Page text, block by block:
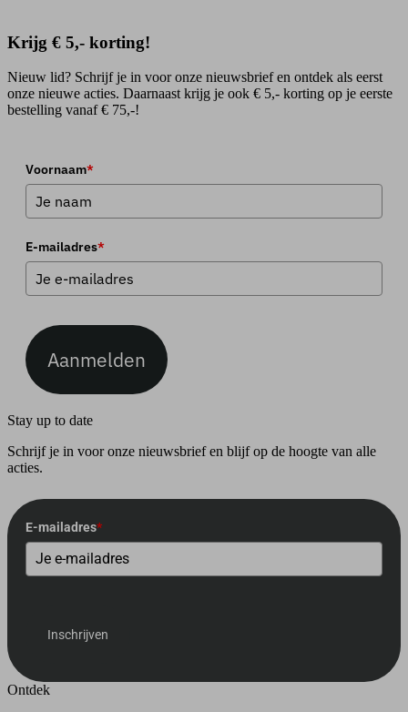
Krijg € 5,- korting!
Nieuw lid? Schrijf je in voor onze nieuwsbrief en ontdek als eerst
onze nieuwe acties. Daarnaast krijg je ook € 5,- korting op je eerste
bestelling vanaf € 75,-!
Voornaam*
E-mailadres*
Aanmelden
Stay up to date
Schrijf je in voor onze nieuwsbrief en blijf op de hoogte van alle
acties.
E-mailadres*
Inschrijven
Ontdek